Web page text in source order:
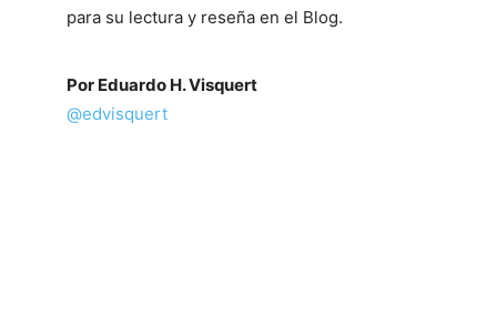
para su lectura y reseña en el Blog.
Por Eduardo H. Visquert
@edvisquert